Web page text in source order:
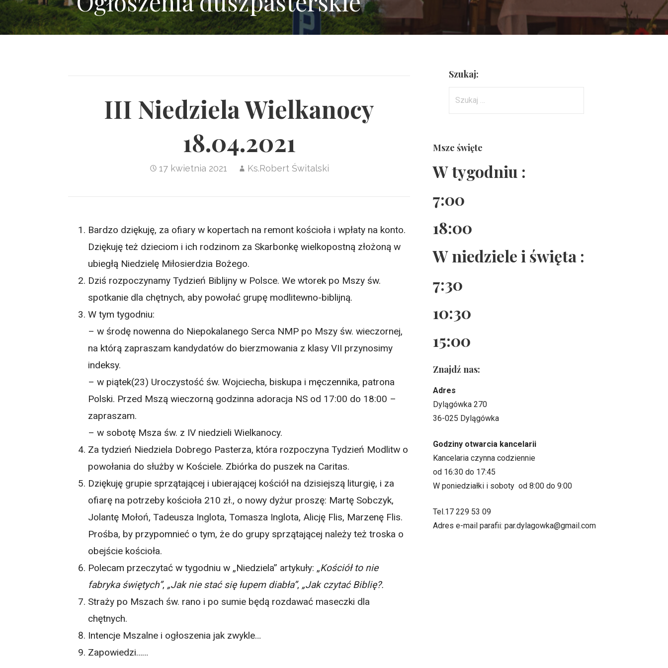
III Niedziela Wielkanocy
18.04.2021
17 kwietnia 2021 Ks.Robert Świtalski
Bardzo dziękuję, za ofiary w kopertach na remont kościoła i wpłaty na konto.
Dziękuję też dzieciom i ich rodzinom za Skarbonkę wielkopostną złożoną w
ubiegłą Niedzielę Miłosierdzia Bożego.
Dziś rozpoczynamy Tydzień Biblijny w Polsce. We wtorek po Mszy św.
spotkanie dla chętnych, aby powołać grupę modlitewno-biblijną.
W tym tygodniu:
– w środę nowenna do Niepokalanego Serca NMP po Mszy św. wieczornej,
na którą zapraszam kandydatów do bierzmowania z klasy VII przynosimy
indeksy.
– w piątek(23) Uroczystość św. Wojciecha, biskupa i męczennika, patrona
Polski. Przed Mszą wieczorną godzinna adoracja NS od 17:00 do 18:00 –
zapraszam.
– w sobotę Msza św. z IV niedzieli Wielkanocy.
Za tydzień Niedziela Dobrego Pasterza, która rozpoczyna Tydzień Modlitw o
powołania do służby w Kościele. Zbiórka do puszek na Caritas.
Dziękuję grupie sprzątającej i ubierającej kościół na dzisiejszą liturgię, i za
ofiarę na potrzeby kościoła 210 zł., o nowy dyżur proszę: Martę Sobczyk,
Jolantę Mołoń, Tadeusza Inglota, Tomasza Inglota, Alicję Flis, Marzenę Flis.
Prośba, by przypomnieć o tym, że do grupy sprzątającej należy też troska o
obejście kościoła.
Polecam przeczytać w tygodniu w „Niedziela” artykuły: „Kościół to nie
fabryka świętych”, „Jak nie stać się łupem diabła”, „Jak czytać Biblię?.
Straży po Mszach św. rano i po sumie będą rozdawać maseczki dla
chętnych.
Intencje Mszalne i ogłoszenia jak zwykle…
Zapowiedzi……
Szukaj:
Msze święte
W tygodniu :
7:00
18:00
W niedziele i święta :
7:30
10:30
15:00
Znajdź nas:
Adres
Dylągówka 270
36-025 Dylągówka
Godziny otwarcia kancelarii
Kancelaria czynna codziennie
od 16:30 do 17:45
W poniedziałki i soboty od 8:00 do 9:00
Tel.17 229 53 09
Adres e-mail parafii: par.dylagowka@gmail.com